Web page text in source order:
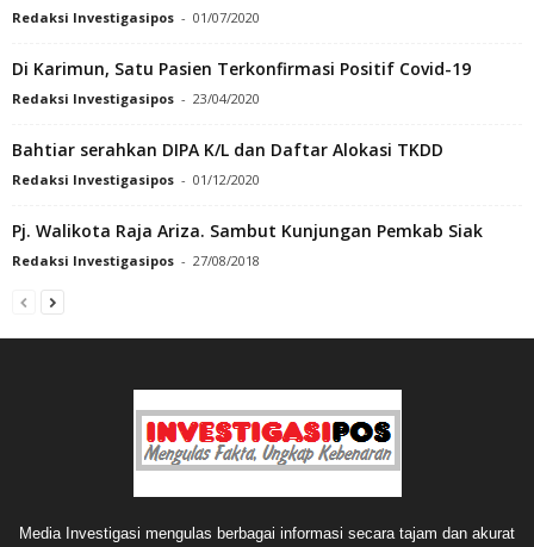
Redaksi Investigasipos - 01/07/2020
Di Karimun, Satu Pasien Terkonfirmasi Positif Covid-19
Redaksi Investigasipos - 23/04/2020
Bahtiar serahkan DIPA K/L dan Daftar Alokasi TKDD
Redaksi Investigasipos - 01/12/2020
Pj. Walikota Raja Ariza. Sambut Kunjungan Pemkab Siak
Redaksi Investigasipos - 27/08/2018
Media Investigasi mengulas berbagai informasi secara tajam dan akurat